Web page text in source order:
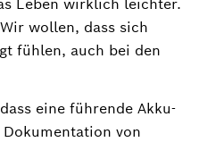
wollen, dass sich
fühlen, auch bei den
eine führende Akku-
von